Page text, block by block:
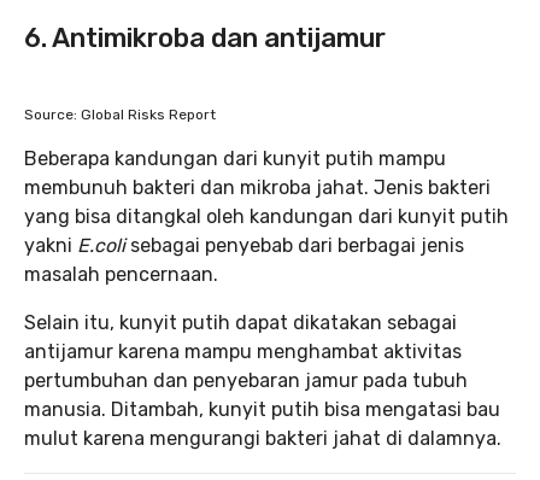
6. Antimikroba dan antijamur
Source: Global Risks Report
Beberapa kandungan dari kunyit putih mampu
membunuh bakteri dan mikroba jahat. Jenis bakteri
yang bisa ditangkal oleh kandungan dari kunyit putih
yakni E.colisebagai penyebab dari berbagai jenis
masalah pencernaan.
Selain itu, kunyit putih dapat dikatakan sebagai
antijamur karena mampu menghambat aktivitas
pertumbuhan dan penyebaran jamur pada tubuh
manusia. Ditambah, kunyit putih bisa mengatasi bau
mulut karena mengurangi bakteri jahat di dalamnya.